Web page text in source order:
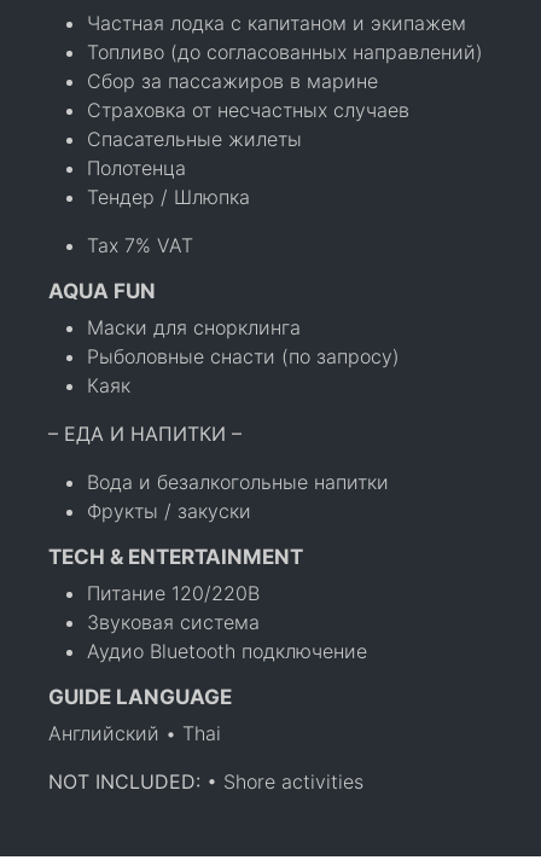
Частная лодка с капитаном и экипажем
Топливо (до согласованных направлений)
Сбор за пассажиров в марине
Страховка от несчастных случаев
Спасательные жилеты
Полотенца
Тендер / Шлюпка
Tax 7% VAT
AQUA FUN
Маски для снорклинга
Рыболовные снасти (по запросу)
Каяк
– ЕДА И НАПИТКИ –
Вода и безалкогольные напитки
Фрукты / закуски
TECH & ENTERTAINMENT
Питание 120/220В
Звуковая система
Аудио Bluetooth подключение
GUIDE LANGUAGE
Английский • Thai
NOT INCLUDED: • Shore activities